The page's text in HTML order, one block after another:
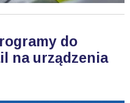
do
na urządzenia